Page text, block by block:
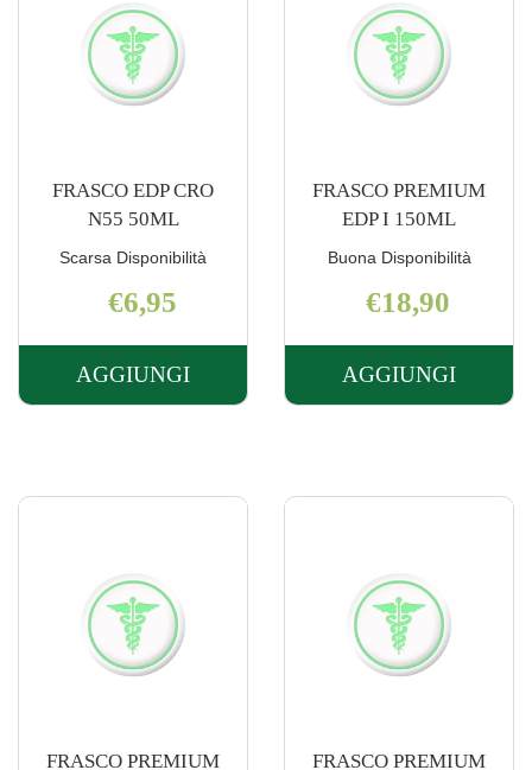
FRASCO EDP CRO
N55 50ML
Scarsa Disponibilità
€6,95
AGGIUNGI
AGGIUNGI FRASCO
FRASCO PREMIUM
EDP I 150ML
Buona Disponibilità
€18,90
AGGIUNGI
AGGIUNGI
FRASCO PREMIUM FRASCO PREMIUM